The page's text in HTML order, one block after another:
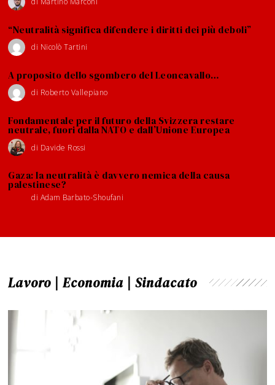
“Neutralità significa difendere i diritti dei più deboli”
di Nicolò Tartini
A proposito dello sgombero del Leoncavallo…
di Roberto Vallepiano
Fondamentale per il futuro della Svizzera restare
neutrale, fuori dalla NATO e dall’Unione Europea
di Davide Rossi
Gaza: la neutralità è davvero nemica della causa
palestinese?
di Adam Barbato-Shoufani
Lavoro | Economia | Sindacato